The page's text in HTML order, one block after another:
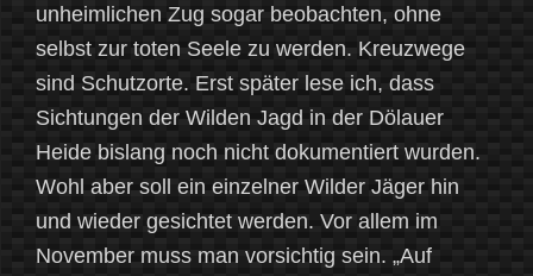
unheimlichen Zug sogar beobachten, ohne
selbst zur toten Seele zu werden. Kreuzwege
sind Schutzorte. Erst später lese ich, dass
Sichtungen der Wilden Jagd in der Dölauer
Heide bislang noch nicht dokumentiert wurden.
Wohl aber soll ein einzelner Wilder Jäger hin
und wieder gesichtet werden. Vor allem im
November muss man vorsichtig sein. „Auf